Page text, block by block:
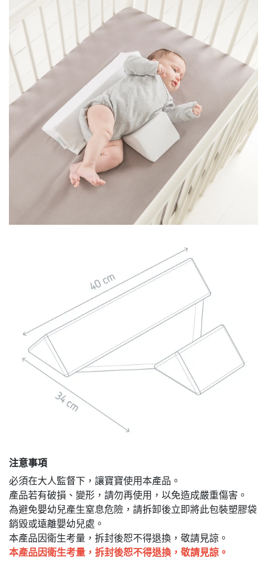
注意事項
必須在大人監督下，讓寶寶使用本產品。
產品若有破損、變形，請勿再使用，以免造成嚴重傷害。
為避免嬰幼兒產生窒息危險，請拆卸後立即將此包裝塑膠袋
銷毀或遠離嬰幼兒處。
本產品因衛生考量，拆封後恕不得退換，敬請見諒。
本產品因衛生考量，拆封後恕不得退換，敬請見諒。